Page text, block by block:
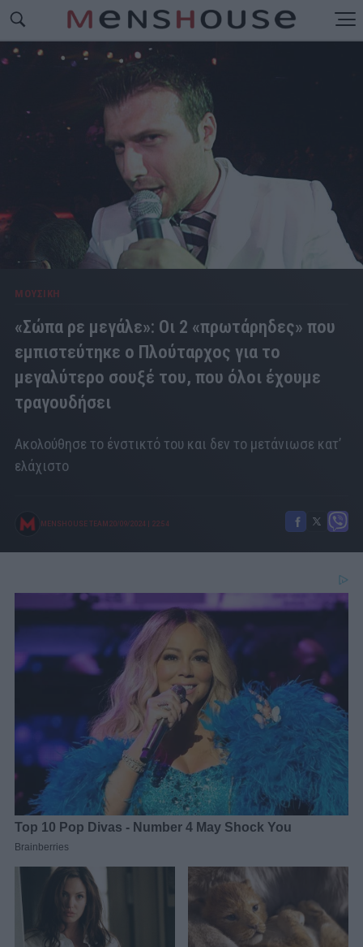
ΜΟΥΣΙΚΗ
«Σώπα ρε μεγάλε»: Οι 2 «πρωτάρηδες» που
εμπιστεύτηκε ο Πλούταρχος για το
μεγαλύτερο σουξέ του, που όλοι έχουμε
τραγουδήσει
Ακολούθησε το ένστικτό του και δεν το μετάνιωσε κατ’
ελάχιστο
MENSHOUSE TEAM 20/09/2024 22:54